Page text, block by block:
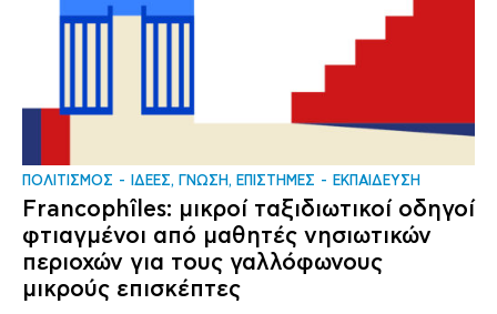
ΠΟΛΙΤΙΣΜΟΣ ΙΔΕΕΣ, ΓΝΩΣΗ, ΕΠΙΣΤΗΜΕΣ ΕΚΠΑΙΔΕΥΣΗ
Francophîles: μικροί ταξιδιωτικοί οδηγοί
φτιαγμένοι από μαθητές νησιωτικών
περιοχών για τους γαλλόφωνους
μικρούς επισκέπτες